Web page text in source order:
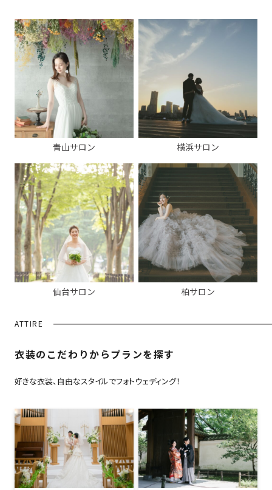
青山サロン 横浜サロン
仙台サロン 柏サロン
ATTIRE
衣装のこだわりからプランを探す
好きな衣装、自由なスタイルでフォトウェディング！